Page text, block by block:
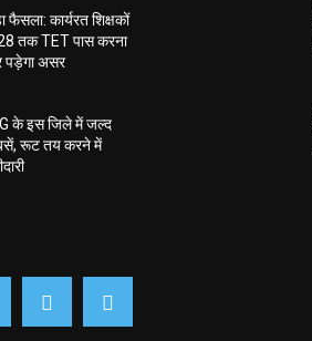
फैसला: कार्यरत शिक्षकों
तक TET पास करना
पड़ेगा असर
के इस जिले में जल्द
रूट तय करने में